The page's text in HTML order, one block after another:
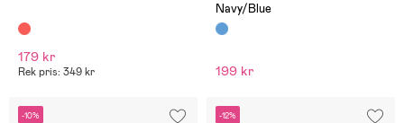
179 kr
Rek pris: 349 kr
Navy/Blue
199 kr
-10% -12%